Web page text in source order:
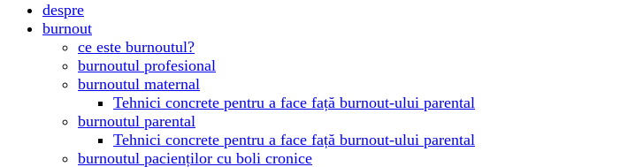
despre
burnout
ce este burnoutul?
burnoutul profesional
burnoutul maternal
Tehnici concrete pentru a face față burnout-ului parental
burnoutul parental
Tehnici concrete pentru a face față burnout-ului parental
burnoutul pacienților cu boli cronice